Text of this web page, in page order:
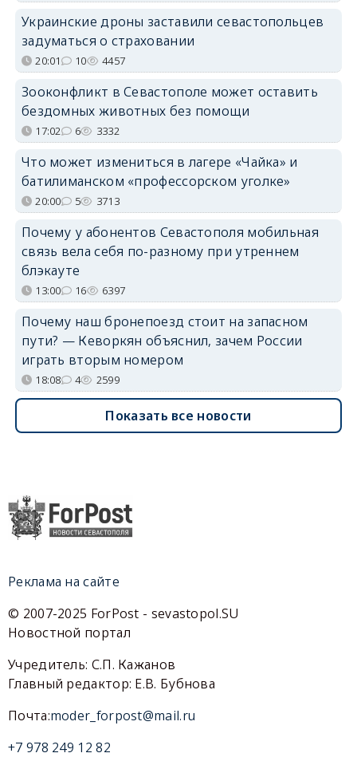
Украинские дроны заставили севастопольцев
задуматься о страховании
20:01 10 4457
Зооконфликт в Севастополе может оставить
бездомных животных без помощи
17:02 6 3332
Что может измениться в лагере «Чайка» и
батилиманском «профессорском уголке»
20:00 5 3713
Почему у абонентов Севастополя мобильная
связь вела себя по-разному при утреннем
блэкауте
13:00 16 6397
Почему наш бронепоезд стоит на запасном
пути? — Кеворкян объяснил, зачем России
играть вторым номером
18:08 4 2599
Показать все новости
Реклама на сайте
© 2007-2025 ForPost - sevastopol.SU
Новостной портал
Учредитель: С.П. Кажанов
Главный редактор: Е.В. Бубнова
Почта:moder_forpost@mail.ru
+7 978 249 12 82